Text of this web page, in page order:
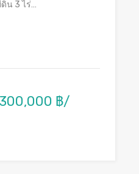
น 3 ไร่…
฿/